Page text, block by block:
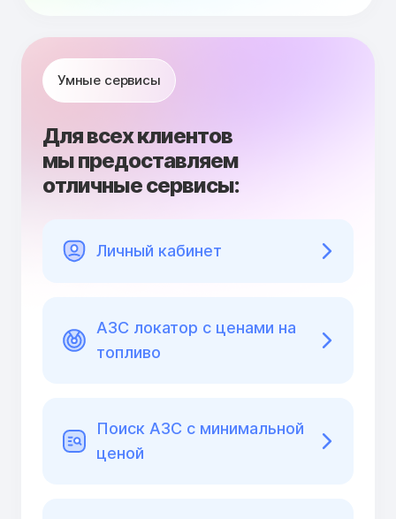
Умные сервисы
Для всех клиентов
мы предоставляем
отличные сервисы:
Личный кабинет
АЗС локатор с ценами на
топливо
Поиск АЗС с минимальной
ценой